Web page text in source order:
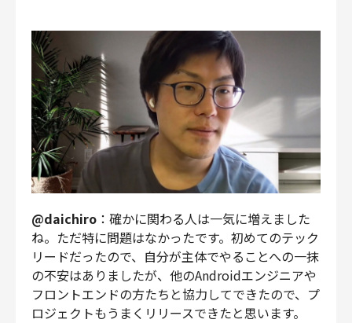
@daichiro ：確かに関わる人は一気に増えました
ね。ただ特に問題はなかったです。初めてのテック
リードだったので、自分が主体でやることへの一抹
の不安はありましたが、他のAndroidエンジニアや
フロントエンドの方たちと協力してできたので、プ
ロジェクトもうまくリリースできたと思います。